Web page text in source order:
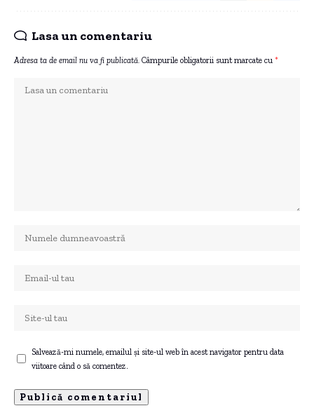
Lasa un comentariu
Adresa ta de email nu va fi publicată. Câmpurile obligatorii sunt marcate cu *
Salvează-mi numele, emailul și site-ul web în acest navigator pentru data
viitoare când o să comentez.